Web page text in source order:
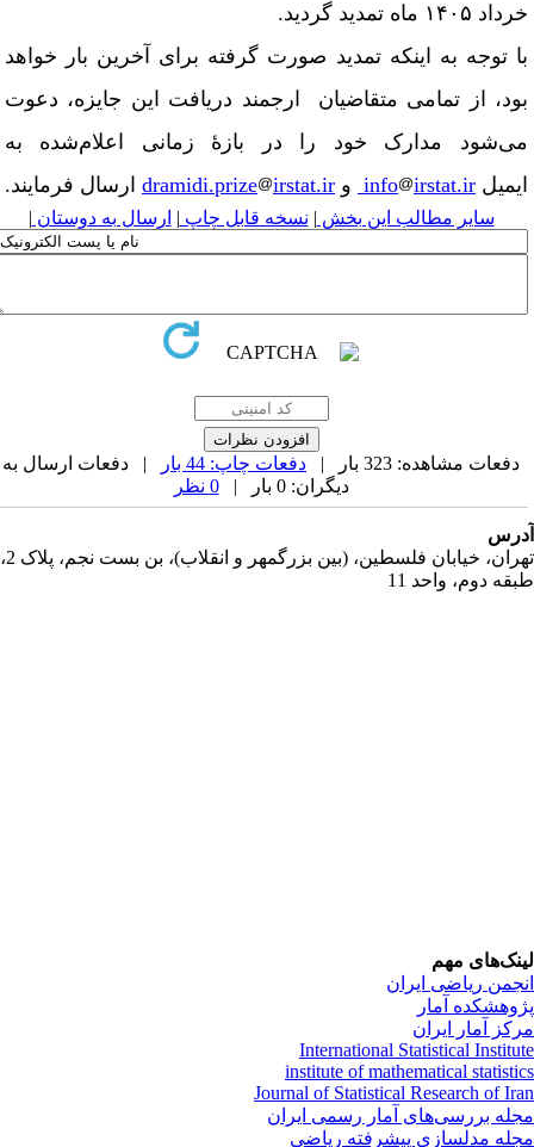
۱۴۰۵ ماه تمدید گردید.
توجه به اینکه تمدید صورت گرفته برای آخرین بار خواهد
از تمامی متقاضیان ارجمند دریافت این جایزه، دعوت
مدارک خود را در بازهٔ زمانی اعلام‌شده به
info irstat.ir و dramidi.prize irstat.ir ارسال فرمایند.
سایر مطالب این بخش | نسخه قابل چاپ| ارسال به دوستان|
دفعات مشاهده: 323 بار | دفعات چاپ: 44 بار
| دفعات ارسال به
دیگران: 0 بار |
تهران، خیابان فلسطین، (بین بزرگمهر و انقلاب)، بن بست نجم، پلاک 2،
دوم، واحد 11
مهم
ریاضی ایران
آمار
آمار ایران
International Statistical
institute of mathematical
Journal of Statistical Research of
بررسی‌های آمار رسمی ایران
مدلسازی پیشرفته ریاضی